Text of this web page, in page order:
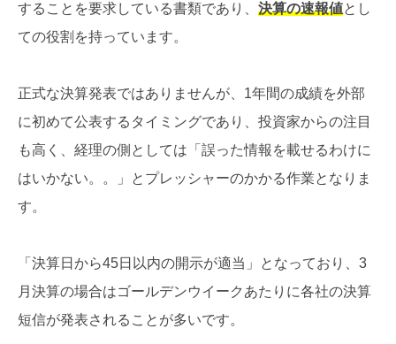
することを要求している書類であり、 決算の速報値とし
ての役割を持っています。
正式な決算発表ではありませんが、1年間の成績を外部
に初めて公表するタイミングであり、投資家からの注目
も高く、経理の側としては「誤った情報を載せるわけに
はいかない。。」とプレッシャーのかかる作業となりま
す。
「決算日から45日以内の開示が適当」となっており、3
月決算の場合はゴールデンウイークあたりに各社の決算
短信が発表されることが多いです。